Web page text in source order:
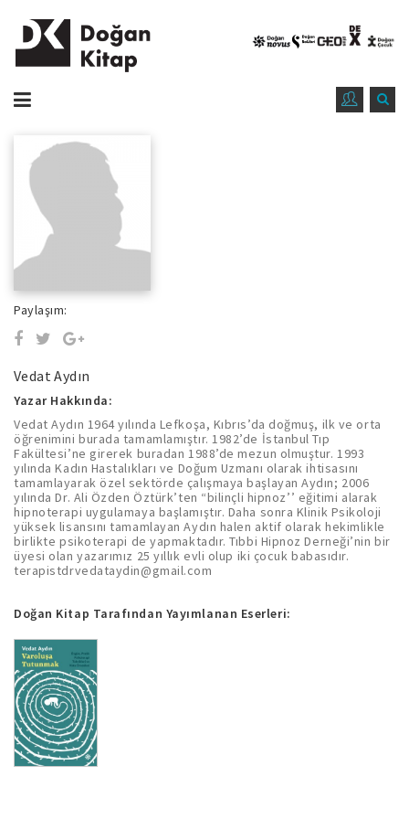
Paylaşım:
Vedat Aydın
Yazar Hakkında:
Vedat Aydın 1964 yılında Lefkoşa, Kıbrıs’da doğmuş, ilk ve orta
öğrenimini burada tamamlamıştır. 1982’de İstanbul Tıp
Fakültesi’ne girerek buradan 1988’de mezun olmuştur. 1993
yılında Kadın Hastalıkları ve Doğum Uzmanı olarak ihtisasını
tamamlayarak özel sektörde çalışmaya başlayan Aydın; 2006
yılında Dr. Ali Özden Öztürk’ten “bilinçli hipnoz’’ eğitimi alarak
hipnoterapi uygulamaya başlamıştır. Daha sonra Klinik Psikoloji
yüksek lisansını tamamlayan Aydın halen aktif olarak hekimlikle
birlikte psikoterapi de yapmaktadır. Tıbbi Hipnoz Derneği’nin bir
üyesi olan yazarımız 25 yıllık evli olup iki çocuk babasıdır.
terapistdrvedataydin@gmail.com
Doğan Kitap Tarafından Yayımlanan Eserleri: